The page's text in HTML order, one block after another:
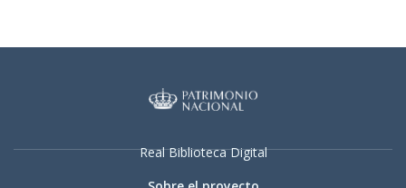
Real Biblioteca Digital